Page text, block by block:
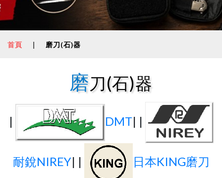
首頁 | 磨刀(石)器
磨刀(石)器
| DMT| |
耐銳NIREY| | 日本KING磨刀